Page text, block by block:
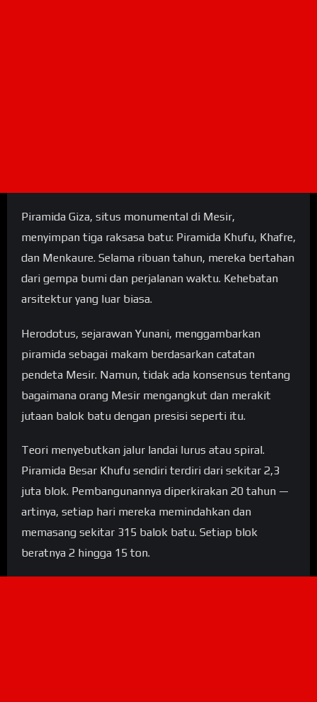
Piramida Giza, situs monumental di Mesir,
menyimpan tiga raksasa batu: Piramida Khufu, Khafre,
dan Menkaure. Selama ribuan tahun, mereka bertahan
dari gempa bumi dan perjalanan waktu. Kehebatan
arsitektur yang luar biasa.
Herodotus, sejarawan Yunani, menggambarkan
piramida sebagai makam berdasarkan catatan
pendeta Mesir. Namun, tidak ada konsensus tentang
bagaimana orang Mesir mengangkut dan merakit
jutaan balok batu dengan presisi seperti itu.
Teori menyebutkan jalur landai lurus atau spiral.
Piramida Besar Khufu sendiri terdiri dari sekitar 2,3
juta blok. Pembangunannya diperkirakan 20 tahun —
artinya, setiap hari mereka memindahkan dan
memasang sekitar 315 balok batu. Setiap blok
beratnya 2 hingga 15 ton.